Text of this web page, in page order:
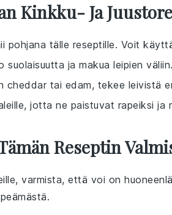
Kinkku- Ja
pohjana tälle reseptille. Voit
suolaisuutta ja makua leipien väliin.
cheddar tai edam, tekee leivistä
jotta ne paistuvat rapeiksi ja
Reseptin
, varmista, että voi on